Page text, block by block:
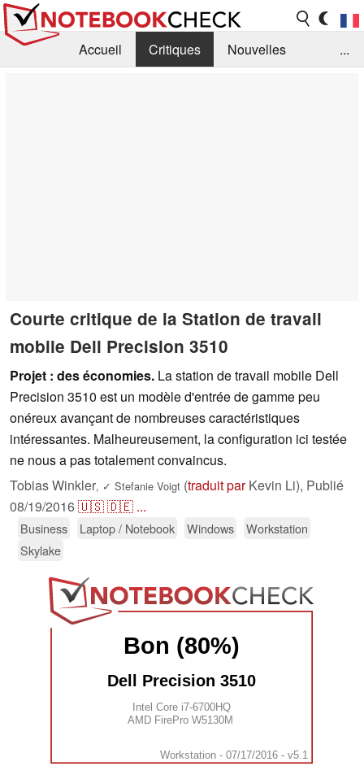
Accueil Critiques
Nouvelles
...
Courte critique de la Station de travail
mobile Dell Precision 3510
Projet : des économies. La station de travail mobile Dell
Precision 3510 est un modèle d'entrée de gamme peu
onéreux avançant de nombreuses caractéristiques
intéressantes. Malheureusement, la configuration ici testée
ne nous a pas totalement convaincus.
Tobias Winkler, ✓ Stefanie Voigt (traduit parKevin Li), Publié
08/19/2016🇺🇸🇩🇪 ...
Business Laptop / Notebook Windows
Workstation
Skylake
Bon (80%)
Dell Precision 3510
Intel Core i7-6700HQ
AMD FirePro W5130M
Workstation - 07/17/2016 - v5.1